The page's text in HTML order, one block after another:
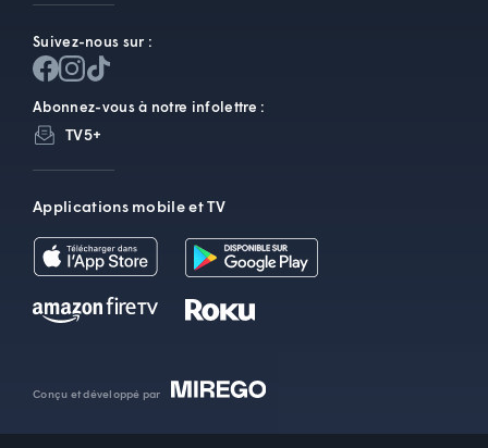
Suivez-nous sur :
Abonnez-vous à notre infolettre :
TV5+
Applications mobile et TV
Conçu et développé par